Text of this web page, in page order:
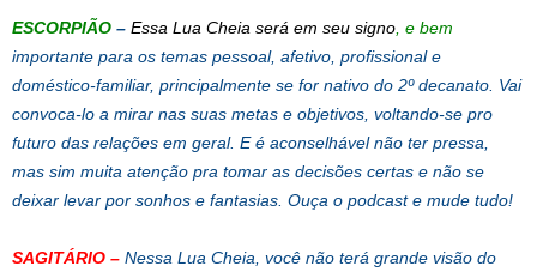
ESCORPIÃO – Essa Lua Cheia será em seu signo , e bem
importante para os temas pessoal, afetivo, profissional e
doméstico-familiar, principalmente se for nativo do 2º decanato. Vai
convoca-lo a mirar nas suas metas e objetivos, voltando-se pro
futuro das relações em geral. E é aconselhável não ter pressa,
mas sim muita atenção pra tomar as decisões certas e não se
deixar levar por sonhos e fantasias. Ouça o podcast e mude tudo!
SAGITÁRIO – Nessa Lua Cheia, você não terá grande visão do